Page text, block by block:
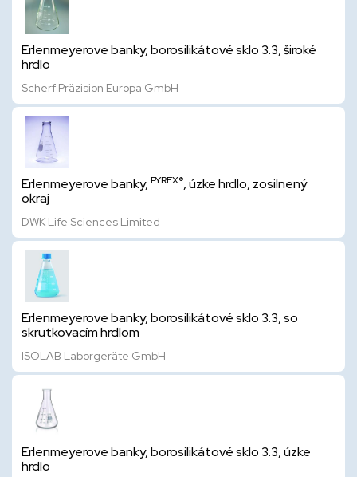
Erlenmeyerove banky, borosilikátové sklo 3.3, široké
hrdlo
Scherf Präzision Europa GmbH
Erlenmeyerove banky, PYREX®, úzke hrdlo, zosilnený
okraj
DWK Life Sciences Limited
Erlenmeyerove banky, borosilikátové sklo 3.3, so
skrutkovacím hrdlom
ISOLAB Laborgeräte GmbH
Erlenmeyerove banky, borosilikátové sklo 3.3, úzke
hrdlo